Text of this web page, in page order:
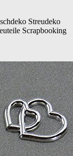
Streudeko
Scrapbooking